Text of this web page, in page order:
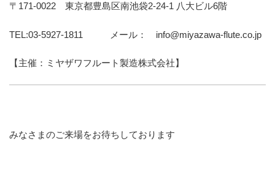
〒171-0022 東京都豊島区南池袋2-24-1 八大ビル6階
TEL:03-5927-1811 メール： info@miyazawa-flute.co.jp
【主催：ミヤザワフルート製造株式会社】
みなさまのご来場をお待ちしております